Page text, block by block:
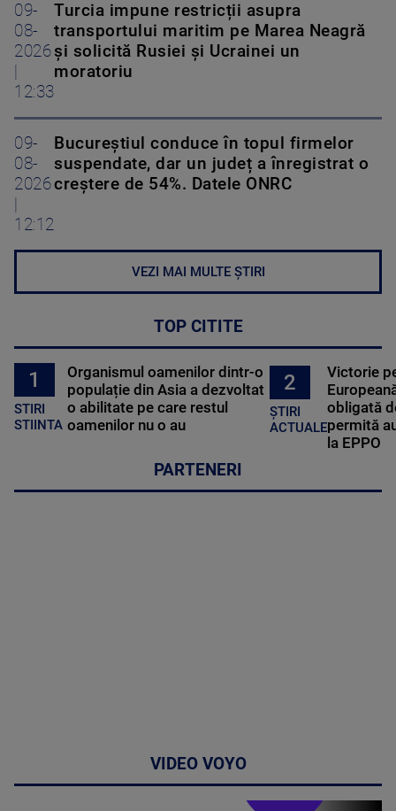
09-
08-
2026
12:33
Turcia impune restricții asupra
transportului maritim pe Marea Neagră
și solicită Rusiei și Ucrainei un
moratoriu
09-
08-
2026
12:12
Bucureștiul conduce în topul firmelor
suspendate, dar un județ a înregistrat o
creștere de 54%. Datele ONRC
VEZI MAI MULTE ȘTIRI
TOP CITITE
1
STIRI
STIINTA
Organismul oamenilor dintr-o
populație din Asia a dezvoltat
o abilitate pe care restul
oamenilor nu o au
2
ȘTIRI
ACTUALE
Victorie
obligată
permită
la EPPO
PARTENERI
VIDEO VOYO